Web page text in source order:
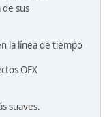
sus
la línea de tiempo
OFX
suaves.